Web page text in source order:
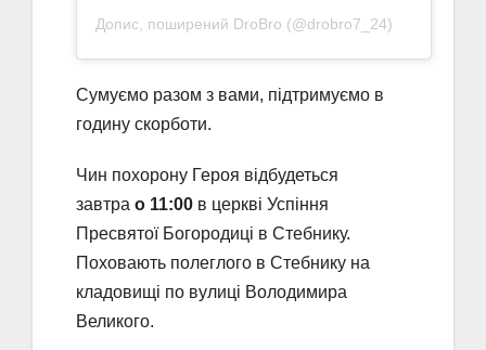
Допис, поширений DroBro (@drobro7_24)
Сумуємо разом з вами, підтримуємо в
годину скорботи.
Чин похорону Героя відбудеться
завтра о 11:00 в церкві Успіння
Пресвятої Богородиці в Стебнику.
Поховають полеглого в Стебнику на
кладовищі по вулиці Володимира
Великого.